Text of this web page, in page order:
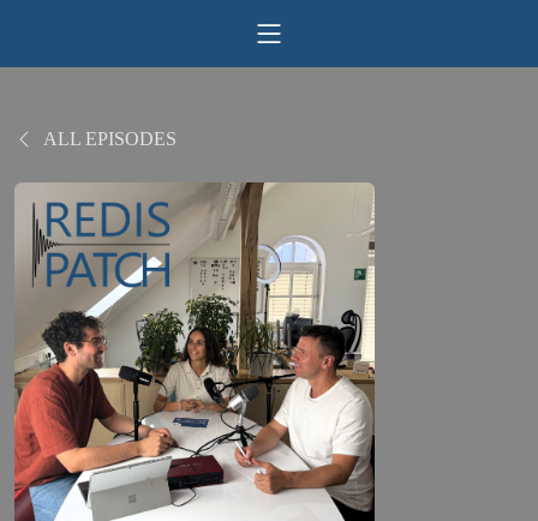
ALL EPISODES